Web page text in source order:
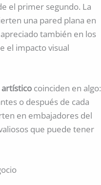
el primer segundo. La
una pared plana en
también en los
el impacto visual
coinciden en algo:
o después de cada
en embajadores del
que puede tener